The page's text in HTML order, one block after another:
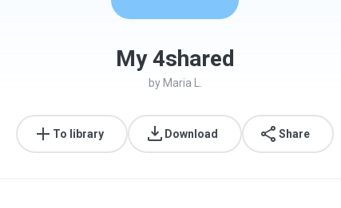
My 4shared
by Maria L.
To library Download Share